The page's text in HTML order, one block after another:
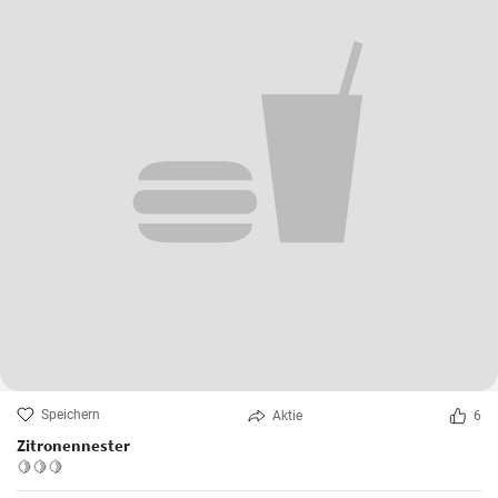
Speichern Aktie 6
Zitronennester
🍋🍋🍋